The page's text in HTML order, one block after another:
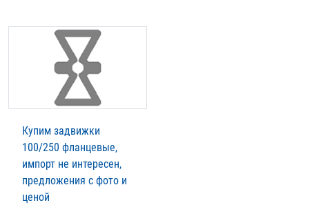
Купим задвижки
100/250 фланцевые,
импорт не интересен,
предложения с фото и
ценой